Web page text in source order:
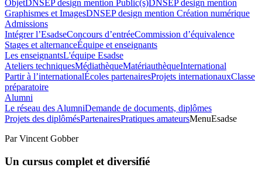
ObjetDNSEP design mention Public(s)DNSEP design mention
Graphismes et ImagesDNSEP design mention Création numérique
Admissions
Intégrer l’EsadseConcours d’entréeCommission d’équivalence
Stages et alternanceÉquipe et enseignants
Les enseignantsL'équipe Esadse
Ateliers techniquesMédiathèqueMatériauthèqueInternational
Partir à l’internationalÉcoles partenairesProjets internationauxClasse
préparatoire
Alumni
Le réseau des AlumniDemande de documents, diplômes
Projets des diplômésPartenairesPratiques amateursMenuEsadse
Par Vincent Gobber
Un cursus complet et diversifié